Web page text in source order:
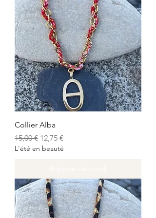
Collier Alba
Prix original
15,00 € Prix promotionnel
12,75 €
L'été en beauté